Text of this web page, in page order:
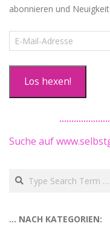
abonnieren und
E-
Mail-
Los hexen!
Suche auf
Search
… NACH KATEGORIEN: